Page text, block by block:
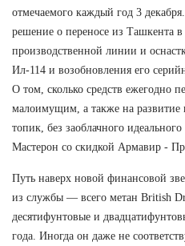
отмечаемого каждый год 3
решение о переносе из Ташкента
производственной линии и
Ил-114 и возобновления его
О том, сколько средств ежегодно
малоимущим, а также на развитие
топик, без заоблачного идеального
Мастерон со скидкой Армавир -
Путь наверх новой финансовой
из службы — всего метан British
десятифунтовые и
года. Иногда он даже не